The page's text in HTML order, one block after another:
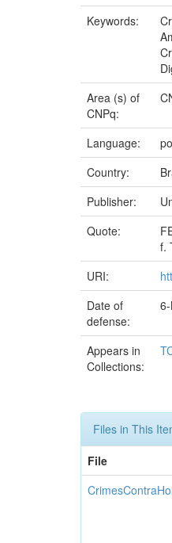
Keywords:
Area (s) of
CNPq:
Language:
Country:
Publisher:
Quote:
f.
URI:
Date of
defense:
Appears in
Collections:
Files in This
File